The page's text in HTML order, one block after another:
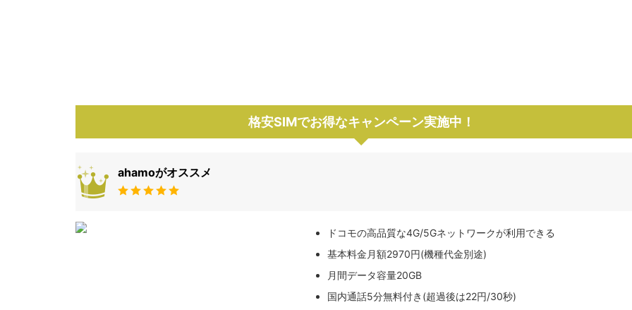
格安SIMでお得なキャンペーン実施中！
ahamoがオススメ
ドコモの高品質な4G/5Gネットワークが利用できる
基本料金月額2970円(機種代金別途)
月間データ容量20GB
国内通話5分無料付き(超過後は22円/30秒)